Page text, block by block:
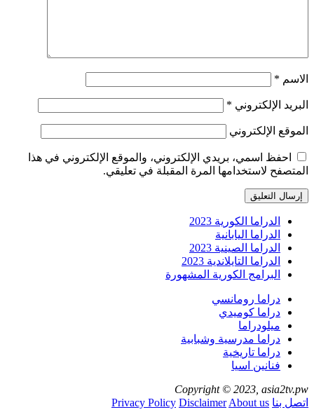
الاسم *
البريد الإلكتروني *
الموقع الإلكتروني
احفظ اسمي، بريدي الإلكتروني، والموقع الإلكتروني في هذا
المتصفح لاستخدامها المرة المقبلة في تعليقي.
الدراما الكورية 2023
الدراما اليابانية
الدراما الصينية 2023
الدراما التايلاندية 2023
البرامج الكورية المشهورة
دراما رومانسي
دراما كوميدي
ميلودراما
دراما مدرسية وشبابية
دراما تاريخية
فنانين اسيا
Copyright © 2023, asia2tv.pw
اتصل بنا
Privacy Policy Disclaimer About us